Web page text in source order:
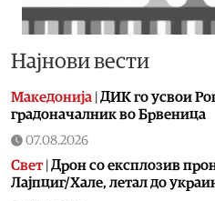
Најнови вести
Македонија ДИК го усвои
градоначалник во Брвеница
07.08.2026
Свет| Дрон со експлозив
Лајпциг/Хале, летал до